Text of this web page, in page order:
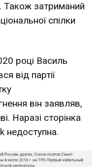
Також затриманий
спілки
році Василь
від партії
він заявляв,
Наразі сторінка
недоступна.